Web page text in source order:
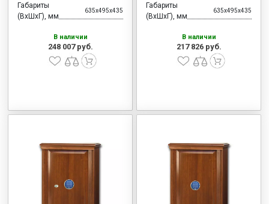
Габариты
(ВхШхГ), мм
635x495x435
В наличии
248 007 руб.
Габариты
(ВхШхГ), мм
635x495x435
В наличии
217 826 руб.